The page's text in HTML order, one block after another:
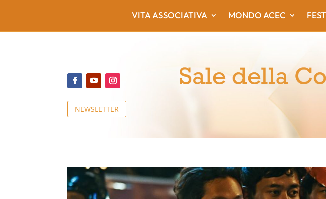
NEWSLETTER
VITA ASSOCIATIVA MONDO ACEC